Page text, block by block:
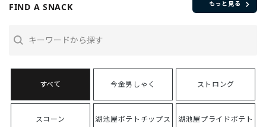
FIND A SNACK もっと見る
今金男しゃく ストロング
スコーン 湖池屋ポテトチップス 湖池屋プライドポテト